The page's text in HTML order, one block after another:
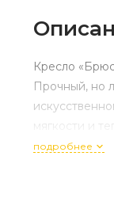
Кресло
Прочный, но
мягкости и
подробнее